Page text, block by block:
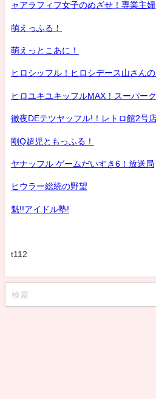
ャアラフィフ女子のめざせ！専業主
萌えっふる！
萌えっとこあに！
ヒロシッフル！ヒロシデース山さん
ヒロユキユキッフルMAX！スーパー
徹夜DEテツヤッフル!！レトロ館2号店
剛Q超児ともっふる！
ヤナッフル ゲームだいすき6！放送局
ヒウラー総統の野望
魁!!アイドル塾!
t112